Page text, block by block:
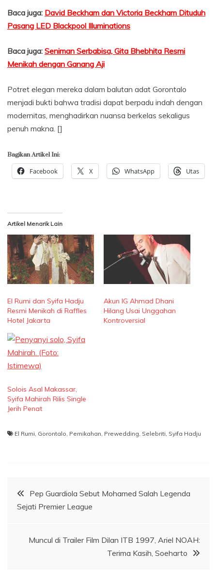
Baca juga: David Beckham dan Victoria Beckham Dituduh
Pasang LED Blackpool Illuminations
Baca juga: Seniman Serbabisa, Gita Bhebhita Resmi
Menikah dengan Ganang Aji
Potret elegan mereka dalam balutan adat Gorontalo
menjadi bukti bahwa tradisi dapat berpadu indah dengan
modernitas, menghadirkan nuansa berkelas sekaligus
penuh makna. []
Bagikan Artikel Ini:
Facebook X WhatsApp Utas
Artikel Menarik Lain
El Rumi dan Syifa Hadju
Resmi Menikah di Raffles
Hotel Jakarta
Akun IG Ahmad Dhani
Hilang Usai Unggahan
Kontroversial
Solois Asal Makassar,
Syifa Mahirah Rilis Single
Jerih Penat
El Rumi, Gorontalo, Pernikahan, Prewedding, Selebriti, Syifa Hadju
Navigasi
pos
Pep Guardiola Sebut Mohamed Salah Legenda
Sejati Premier League
Muncul di Trailer Film Dilan ITB 1997, Ariel NOAH:
Terima Kasih, Soeharto